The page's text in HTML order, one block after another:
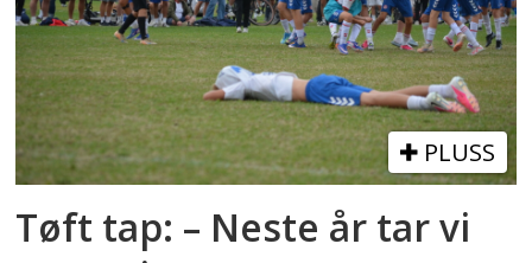
PLUSS
Tøft tap: – Neste år tar vi